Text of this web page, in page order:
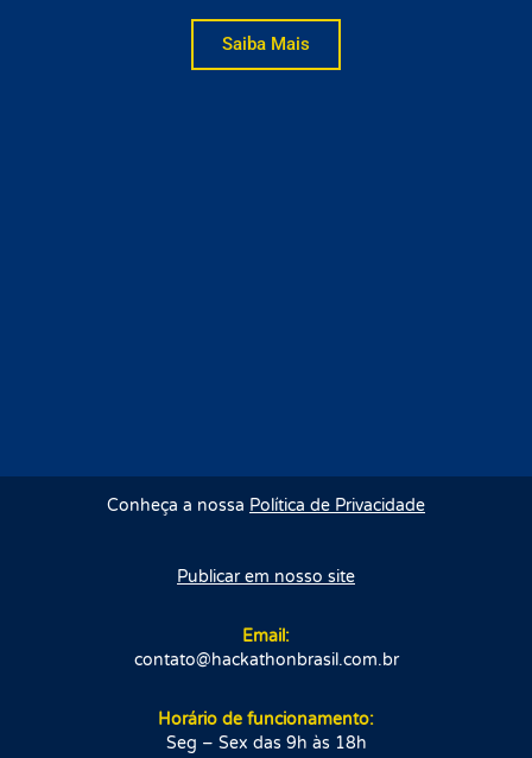
Saiba Mais
Horário de funcionamento:
Seg – Sex das 9h às 18h
Email:
contato@hackathonbrasil.com.br
Conheça a nossa Política de Privacidade
Publicar em nosso site